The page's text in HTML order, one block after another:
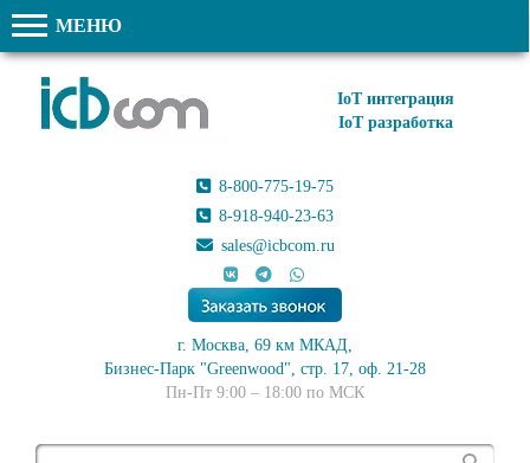
МЕНЮ
IoT интеграция
IoT разработка
8-800-775-19-75
8-918-940-23-63
sales@icbcom.ru
г. Москва, 69 км МКАД,
Бизнес-Парк "Greenwood", стр. 17, оф. 21-28
Пн-Пт 9:00 – 18:00 по МСК